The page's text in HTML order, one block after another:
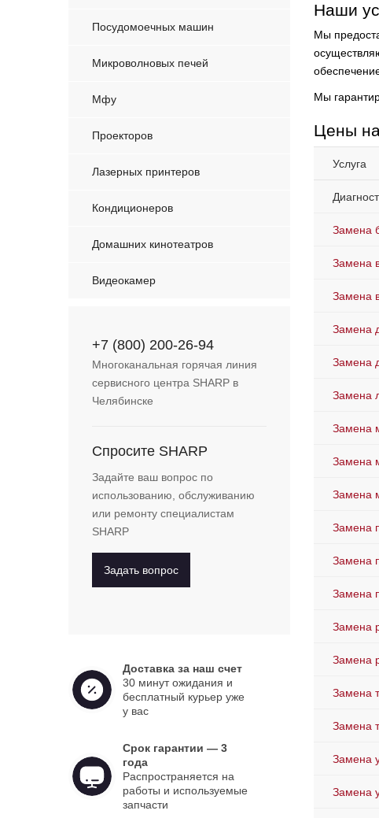
Посудомоечных машин
Микроволновых печей
Мфу
Проекторов
Лазерных принтеров
Кондиционеров
Домашних кинотеатров
Видеокамер
+7 (800) 200-26-94
Многоканальная горячая линия
сервисного центра SHARP в
Челябинске
Спросите SHARP
Задайте ваш вопрос по
использованию, обслуживанию
или ремонту специалистам
SHARP
Задать вопрос
Доставка за наш счет
30 минут ожидания и
бесплатный курьер уже
у вас
Срок гарантии — 3
года
Распространяется на
работы и используемые
запчасти
Наши
Мы
Мы
Цены
Услуга
Замена
Замена
Замена
Замена
Замена
Замена
Замена
Замена
Замена
Замена
Замена
Замена
Замена
Замена
Замена
Замена
Замена
Замена